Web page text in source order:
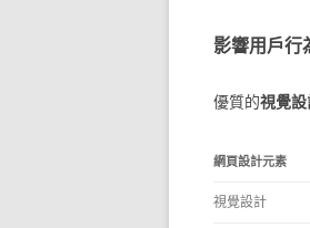
影響用戶行
優質的視覺
網頁設計元素
視覺設計